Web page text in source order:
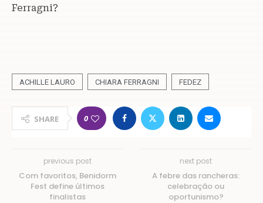
Ferragni?
ACHILLE LAURO CHIARA FERRAGNI FEDEZ
SHARE 0
previous post
Com favoritos, Benidorm
Fest define últimos
finalistas
next post
A febre das rancheras:
celebração ou
oportunismo?